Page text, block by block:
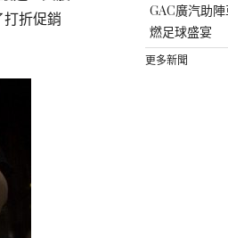
折促銷
GAC廣汽助
燃足球盛宴
更多新聞